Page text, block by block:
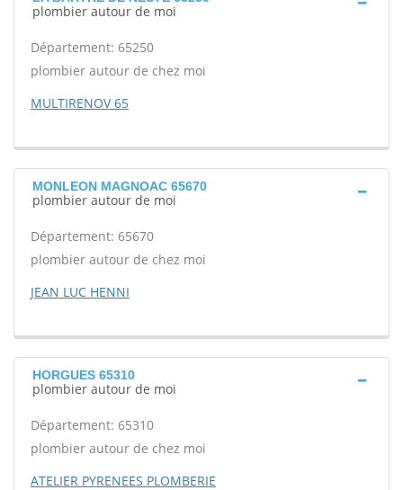
plombier autour de moi
Département: 65250
plombier autour de chez moi
MULTIRENOV 65
MONLEON MAGNOAC 65670
plombier autour de moi
Département: 65670
plombier autour de chez moi
JEAN LUC HENNI
HORGUES 65310
plombier autour de moi
Département: 65310
plombier autour de chez moi
ATELIER PYRENEES PLOMBERIE